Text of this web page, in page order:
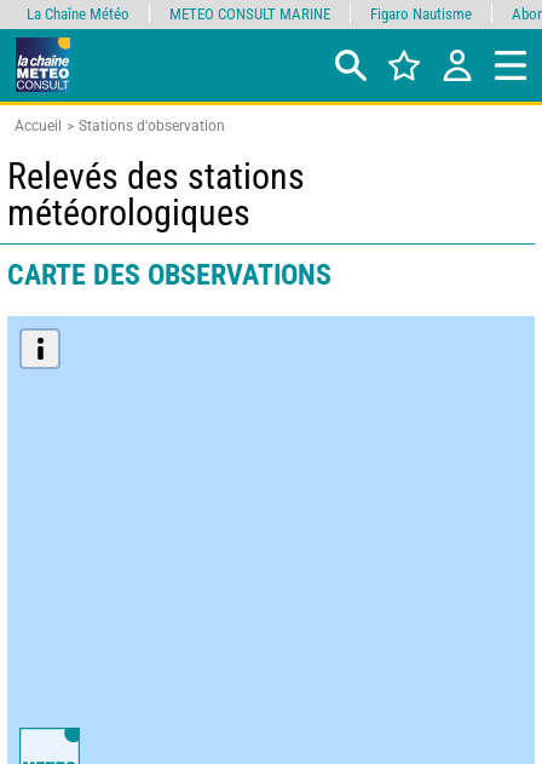
Accueil Stations d'observation
Relevés des stations
météorologiques
CARTE DES OBSERVATIONS
La Chaîne Météo METEO CONSULT MARINE Figaro Nautisme